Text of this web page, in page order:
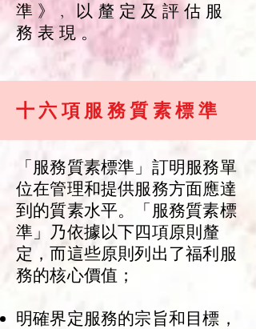
準 》﹐ 以 釐 定 及 評 估 服
務 表 現 。
十 六 項 服 務 質 素 標 準
「服務質素標準」訂明服務單
位在管理和提供服務方面應達
到的質素水平。「服務質素標
準」乃依據以下四項原則釐
定，而這些原則列出了福利服
務的核心價值；
明確界定服務的宗旨和目標，